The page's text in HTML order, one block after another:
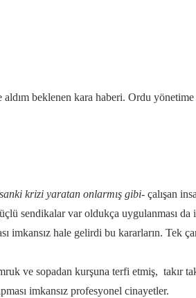
beklenen kara haberi. Ordu
krizi yaratan onlarmış gibi- çalışan
sendikalar var oldukça uygulanması da
imkansız hale gelirdi bu kararların. Tek
ve sopadan kurşuna terfi etmiş, takır
imkansız profesyonel cinayetler.